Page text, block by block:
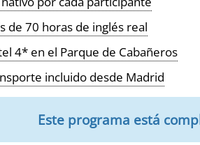
de 70 horas de inglés real
4* en el Parque de Cabañeros
incluido desde Madrid
Este programa está